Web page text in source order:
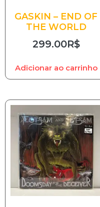
GASKIN – END OF
THE WORLD
299.00R$
Adicionar ao carrinho